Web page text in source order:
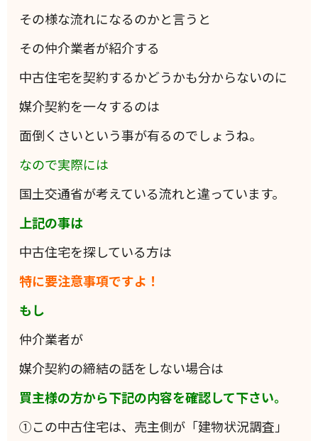
その様な流れになるのかと言うと
その仲介業者が紹介する
中古住宅を契約するかどうかも分からないのに
媒介契約を一々するのは
面倒くさいという事が有るのでしょうね。
なので実際には
国土交通省が考えている流れと違っています。
上記の事は
中古住宅を探している方は
特に要注意事項ですよ！
もし
仲介業者が
媒介契約の締結の話をしない場合は
買主様の方から下記の内容を確認して下さい。
①この中古住宅は、売主側が「建物状況調査」